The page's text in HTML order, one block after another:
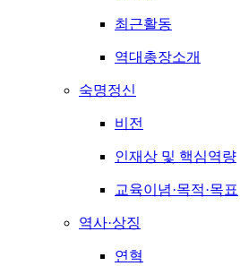
최근활동
역대총장소개
숙명정신
비전
인재상 및 핵심역량
교육이념·목적·목표
역사·상징
연혁